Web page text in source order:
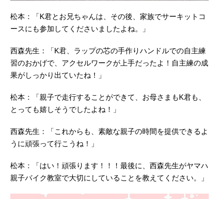
松本：「K君とお兄ちゃんは、その後、家族でサーキットコ
ースにも参加してくださいましたよね。」
西森先生：「K君、ラップの芯の手作りハンドルでの自主練
習のおかげで、アクセルワークが上手だったよ！自主練の成
果がしっかり出ていたね！」
松本：「親子で走行することができて、お母さまもK君も、
とっても嬉しそうでしたよね！」
西森先生：「これからも、素敵な親子の時間を提供できるよ
うに頑張って行こうね！」
松本：「はい！頑張ります！！！最後に、西森先生がヤマハ
親子バイク教室で大切にしていることを教えてください。」